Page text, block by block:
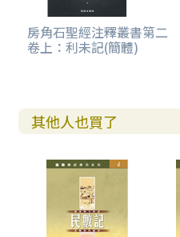
房角石聖經注釋叢書第二
卷上：利未記(簡體)
其他人也買了